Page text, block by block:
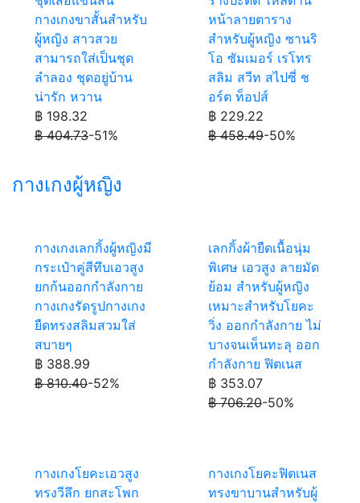
กางเกงขาสั้นสำหรับ
ผู้หญิง สาวสวย
สามารถใส่เป็นชุด
ลำลอง ชุดอยู่บ้าน
น่ารัก หวาน
฿ 198.32
฿ 404.73-51%
หน้าลายตาราง
สำหรับผู้หญิง ซานริ
โอ ซัมเมอร์ เรโทร
สลิม สวีท สไปซี่ ช
อร์ต ท็อปส์
฿ 229.22
฿ 458.49-50%
กางเกงผู้หญิง
กางเกงเลกกิ้งผู้หญิงมี
กระเป๋าคู่สีทึบเอวสูง
ยกก้นออกกำลังกาย
กางเกงรัดรูปกางเกง
ยืดทรงสลิมสวมใส่
สบายๆ
฿ 388.99
฿ 810.40-52%
เลกกิ้งผ้ายืดเนื้อนุ่ม
พิเศษ เอวสูง ลายมัด
ย้อม สำหรับผู้หญิง
เหมาะสำหรับโยคะ
วิ่ง ออกกำลังกาย ไม่
บางจนเห็นทะลุ ออก
กำลังกาย ฟิตเนส
฿ 353.07
฿ 706.20-50%
กางเกงโยคะเอวสูง
ทรงวีลึก ยกสะโพก
กางเกงโยคะฟิตเนส
ทรงขาบานสำหรับผู้